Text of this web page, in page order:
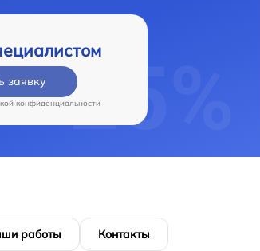
заявку
конфиденциальности
работы Контакты